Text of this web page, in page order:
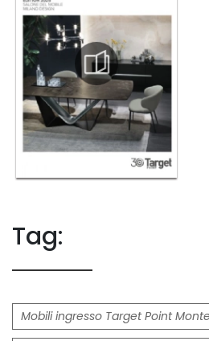
Tag:
Mobili ingresso Target Point